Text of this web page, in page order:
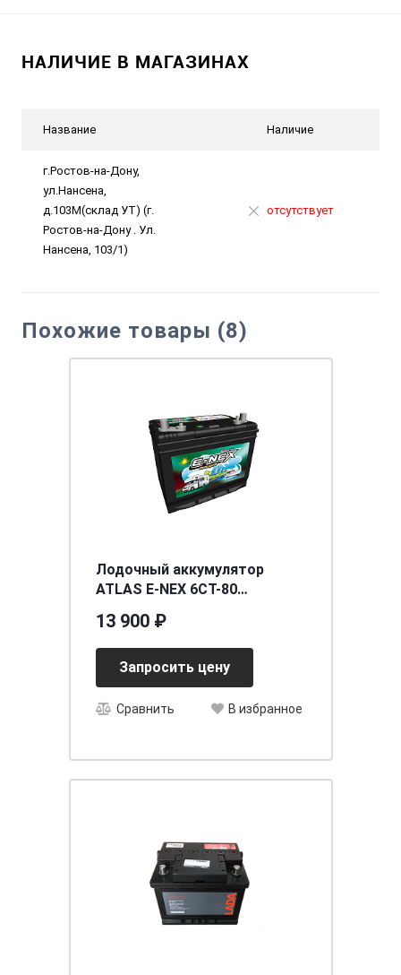
НАЛИЧИЕ В МАГАЗИНАХ
Название Наличие
г.Ростов-на-Дону,
ул.Нансена,
д.103М(склад УТ) (г.
Ростов-на-Дону . Ул.
Нансена, 103/1)
отсутствует
Похожие товары (8)
Лодочный аккумулятор
ATLAS E-NEX 6CT-80
[д257ш172в230/500]
13 900 ₽
Запросить цену
Сравнить В избранное